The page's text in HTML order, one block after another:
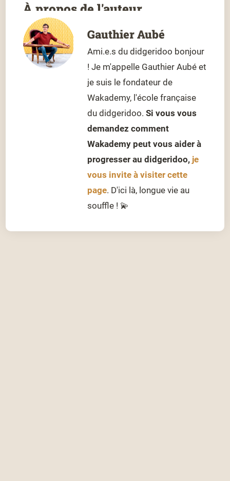
À propos de l'auteur
Gauthier Aubé
Ami.e.s du didgeridoo bonjour
! Je m'appelle Gauthier Aubé et
je suis le fondateur de
Wakademy, l'école française
du didgeridoo.Si vous vous
demandez comment
Wakademy peut vous aider à
progresser au didgeridoo, je
vous invite à visiter cette
page. D'ici là, longue vie au
souffle ! 💫